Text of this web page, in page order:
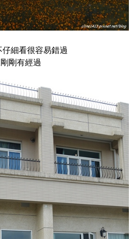
細看很容易錯過
剛有經過